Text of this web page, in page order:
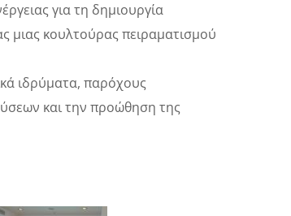
για τη δημιουργία
μιας κουλτούρας πειραματισμού
ιδρύματα, παρόχους
και την προώθηση της